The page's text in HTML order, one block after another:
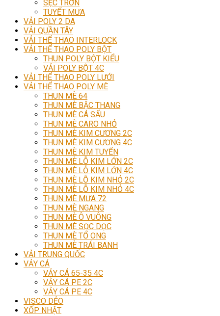
SẸC TRƠN
TUYẾT MƯA
VẢI POLY 2 DA
VẢI QUẦN TÂY
VẢI THỂ THAO INTERLOCK
VẢI THỂ THAO POLY BỘT
THUN POLY BỘT KIỂU
VẢI POLY BỘT 4C
VẢI THỂ THAO POLY LƯỚI
VẢI THỂ THAO POLY MÈ
THUN MÈ 64
THUN MÈ BẬC THANG
THUN MÈ CÁ SẤU
THUN MÈ CARO NHỎ
THUN MÈ KIM CƯƠNG 2C
THUN MÈ KIM CƯƠNG 4C
THUN MÈ KIM TUYẾN
THUN MÈ LỖ KIM LỚN 2C
THUN MÈ LỖ KIM LỚN 4C
THUN MÈ LỖ KIM NHỎ 2C
THUN MÈ LỖ KIM NHỎ 4C
THUN MÈ MƯA 72
THUN MÈ NGANG
THUN MÈ Ô VUÔNG
THUN MÈ SỌC DỌC
THUN MÈ TỔ ONG
THUN MÈ TRÁI BANH
VẢI TRUNG QUỐC
VẢY CÁ
VẢY CÁ 65-35 4C
VẢY CÁ PE 2C
VẢY CÁ PE 4C
VISCO DẺO
XỐP NHẬT